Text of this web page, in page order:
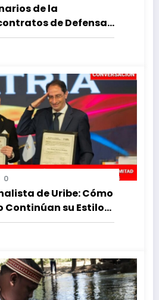
de la
de Defensa:
y denuncias
0
de Uribe: Cómo
Continúan su Estilo